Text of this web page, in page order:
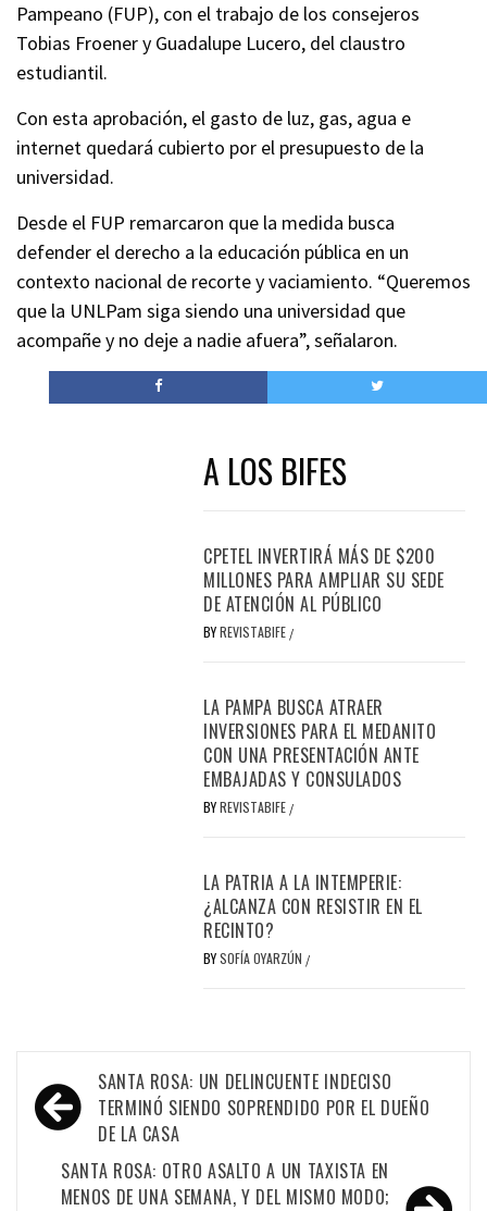
Pampeano (FUP), con el trabajo de los consejeros
Tobias Froener y Guadalupe Lucero, del claustro
estudiantil.
Con esta aprobación, el gasto de luz, gas, agua e
internet quedará cubierto por el presupuesto de la
universidad.
Desde el FUP remarcaron que la medida busca
defender el derecho a la educación pública en un
contexto nacional de recorte y vaciamiento. “Queremos
que la UNLPam siga siendo una universidad que
acompañe y no deje a nadie afuera”, señalaron.
A LOS BIFES
CPETEL INVERTIRÁ MÁS DE $200
MILLONES PARA AMPLIAR SU SEDE
DE ATENCIÓN AL PÚBLICO
BYREVISTABIFE /
LA PAMPA BUSCA ATRAER
INVERSIONES PARA EL MEDANITO
CON UNA PRESENTACIÓN ANTE
EMBAJADAS Y CONSULADOS
BYREVISTABIFE /
LA PATRIA A LA INTEMPERIE:
¿ALCANZA CON RESISTIR EN EL
RECINTO?
BYSOFÍA OYARZÚN /
Navegación
de
entradas
SANTA ROSA: UN DELINCUENTE INDECISO
TERMINÓ SIENDO SOPRENDIDO POR EL DUEÑO
DE LA CASA
SANTA ROSA: OTRO ASALTO A UN TAXISTA EN
MENOS DE UNA SEMANA, Y DEL MISMO MODO;